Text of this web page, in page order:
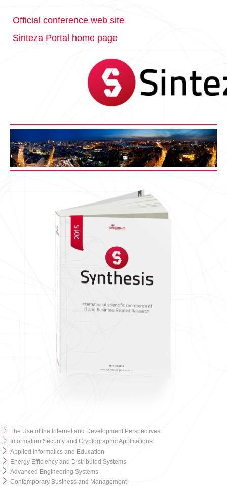
Official conference web site
Sinteza Portal home page
The Use of the Internet and Development Perspectives
Information Security and Cryptographic Applications
Applied Informatics and Education
Energy Efficiency and Distributed Systems
Advanced Engineering Systems
Contemporary Business and Management